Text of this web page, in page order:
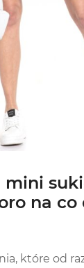
mini
na co
które od